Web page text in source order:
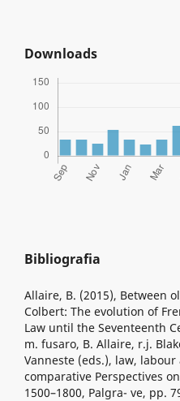
Downloads
Bibliografia
Allaire, B. (2015), Between
Colbert: The evolution of
Law until the Seventeenth
m. fusaro, B. Allaire, r.j.
Vanneste (eds.), law,
comparative Perspectives
1500–1800, Palgra- ve, pp.